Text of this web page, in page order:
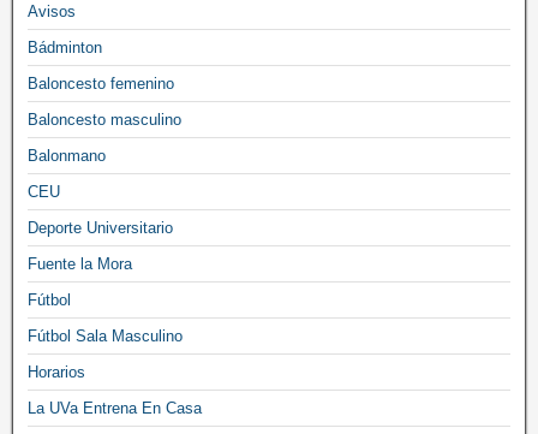
Avisos
Bádminton
Baloncesto femenino
Baloncesto masculino
Balonmano
CEU
Deporte Universitario
Fuente la Mora
Fútbol
Fútbol Sala Masculino
Horarios
La UVa Entrena En Casa